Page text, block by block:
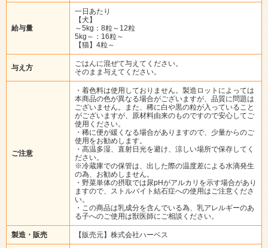
給与量
一日あたり
【犬】
～5kg：8粒～12粒
5kg～：16粒～
【猫】4粒～
与え方
ごはんに混ぜて与えてください。
そのまま与えてください。
ご注意
・着色料は使用しておりません。製造ロットによっては
本商品の色が異なる場合がございますが、品質に問題は
ございません。また、稀に白や黒の粒が入っていること
がございますが、原材料由来のものですので安心してご
使用ください。
・稀に便が緩くなる場合がありますので、少量からのご
使用をお勧めします。
・高温多湿、直射日光を避け、涼しい場所で保存してく
ださい。
※冷蔵庫での保管は、出した際の温度差による水滴発生
の為、お勧めしません。
・野菜単体の摂取では尿pHがアルカリを示す場合があり
ますので、ストルバイト結石症への使用はご注意くださ
い。
・この商品は乳成分を含んでいる為、乳アレルギーのあ
る子へのご使用は獣医師にご相談ください。
製造・販売 【販売元】株式会社ハーベス